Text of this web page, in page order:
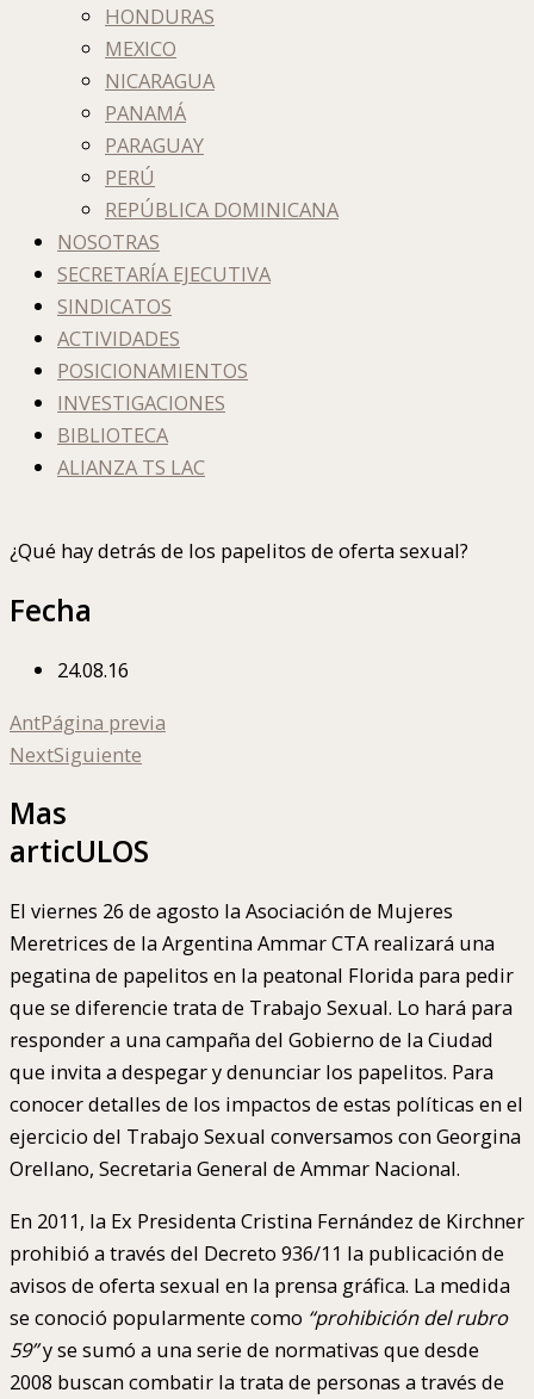
HONDURAS
MEXICO
NICARAGUA
PANAMÁ
PARAGUAY
PERÚ
REPÚBLICA DOMINICANA
NOSOTRAS
SECRETARÍA EJECUTIVA
SINDICATOS
ACTIVIDADES
POSICIONAMIENTOS
INVESTIGACIONES
BIBLIOTECA
ALIANZA TS LAC
¿Qué hay detrás de los papelitos de oferta sexual?
Fecha
24.08.16
AntPágina previa
NextSiguiente
Mas
articULOS
El viernes 26 de agosto la Asociación de Mujeres
Meretrices de la Argentina Ammar CTA realizará una
pegatina de papelitos en la peatonal Florida para pedir
que se diferencie trata de Trabajo Sexual. Lo hará para
responder a una campaña del Gobierno de la Ciudad
que invita a despegar y denunciar los papelitos. Para
conocer detalles de los impactos de estas políticas en el
ejercicio del Trabajo Sexual conversamos con Georgina
Orellano, Secretaria General de Ammar Nacional.
En 2011, la Ex Presidenta Cristina Fernández de Kirchner
prohibió a través del Decreto 936/11 la publicación de
avisos de oferta sexual en la prensa gráfica. La medida
se conoció popularmente como “prohibición del rubro
59”y se sumó a una serie de normativas que desde
2008 buscan combatir la trata de personas a través de